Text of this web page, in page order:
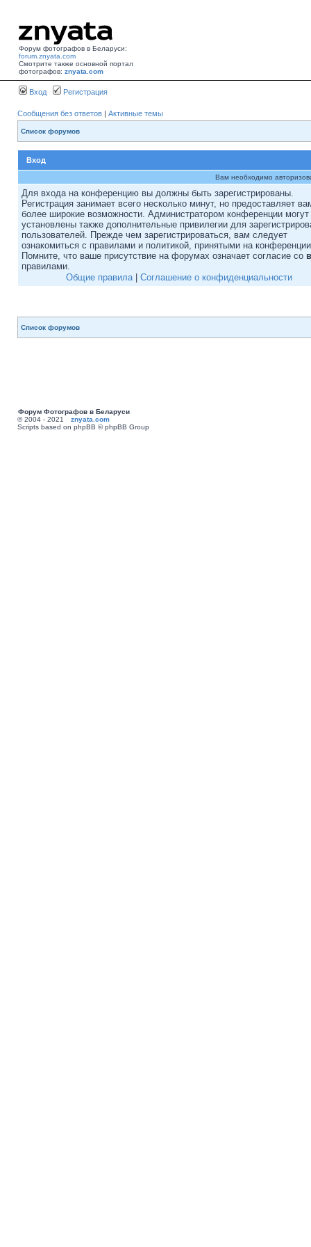
Форум фотографов в Беларуси:
forum.znyata.com
Смотрите также основной портал
фотографов: znyata.com
Вход Регистрация
Сообщения без ответов | Активные темы
Список форумов
Вход
Вам необходимо
Для входа на конференцию вы должны быть зарегистрированы.
Регистрация занимает всего несколько минут, но предоставляет
более широкие возможности. Администратором конференции
установлены также дополнительные привилегии для
пользователей. Прежде чем зарегистрироваться, вам следует
ознакомиться с правилами и политикой, принятыми на
Помните, что ваше присутствие на форумах означает согласие со
правилами.
Общие правила| Соглашение о конфиденциальности
Список форумов
Форум Фотографов в Беларуси
© 2004 - 2021 znyata.com
Scripts based on phpBB © phpBB Group